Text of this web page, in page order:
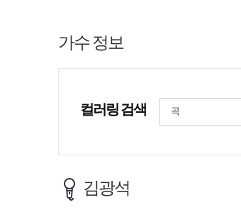
가수 정보
컬러링 검색 곡
김광석